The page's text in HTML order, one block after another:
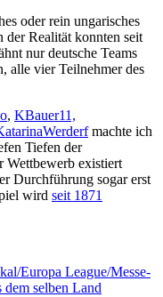
oder rein ungarisches
Realität konnten seit
nur deutsche Teams
alle vier Teilnehmer des
, KBauer11,
machte ich
Tiefen der
Wettbewerb existiert
Durchführung sogar erst
wird seit 1871
Europa League/Messe-
dem selben Land